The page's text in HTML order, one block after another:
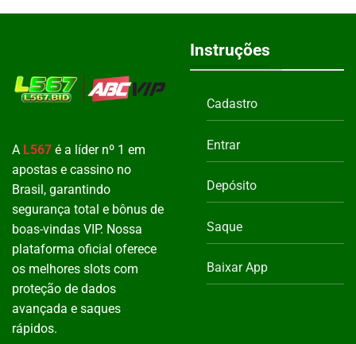
A L567 é a líder nº 1 em
apostas e cassino no
Brasil, garantindo
segurança total e bônus de
boas-vindas VIP. Nossa
plataforma oficial oferece
os melhores slots com
proteção de dados
avançada e saques
rápidos.
Instruções
Cadastro
Entrar
Depósito
Saque
Baixar App